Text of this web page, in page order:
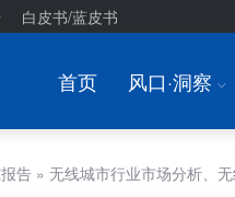
白皮书/蓝皮书
首页 风口·洞察 I
告 » 无线城市行业市场分析、